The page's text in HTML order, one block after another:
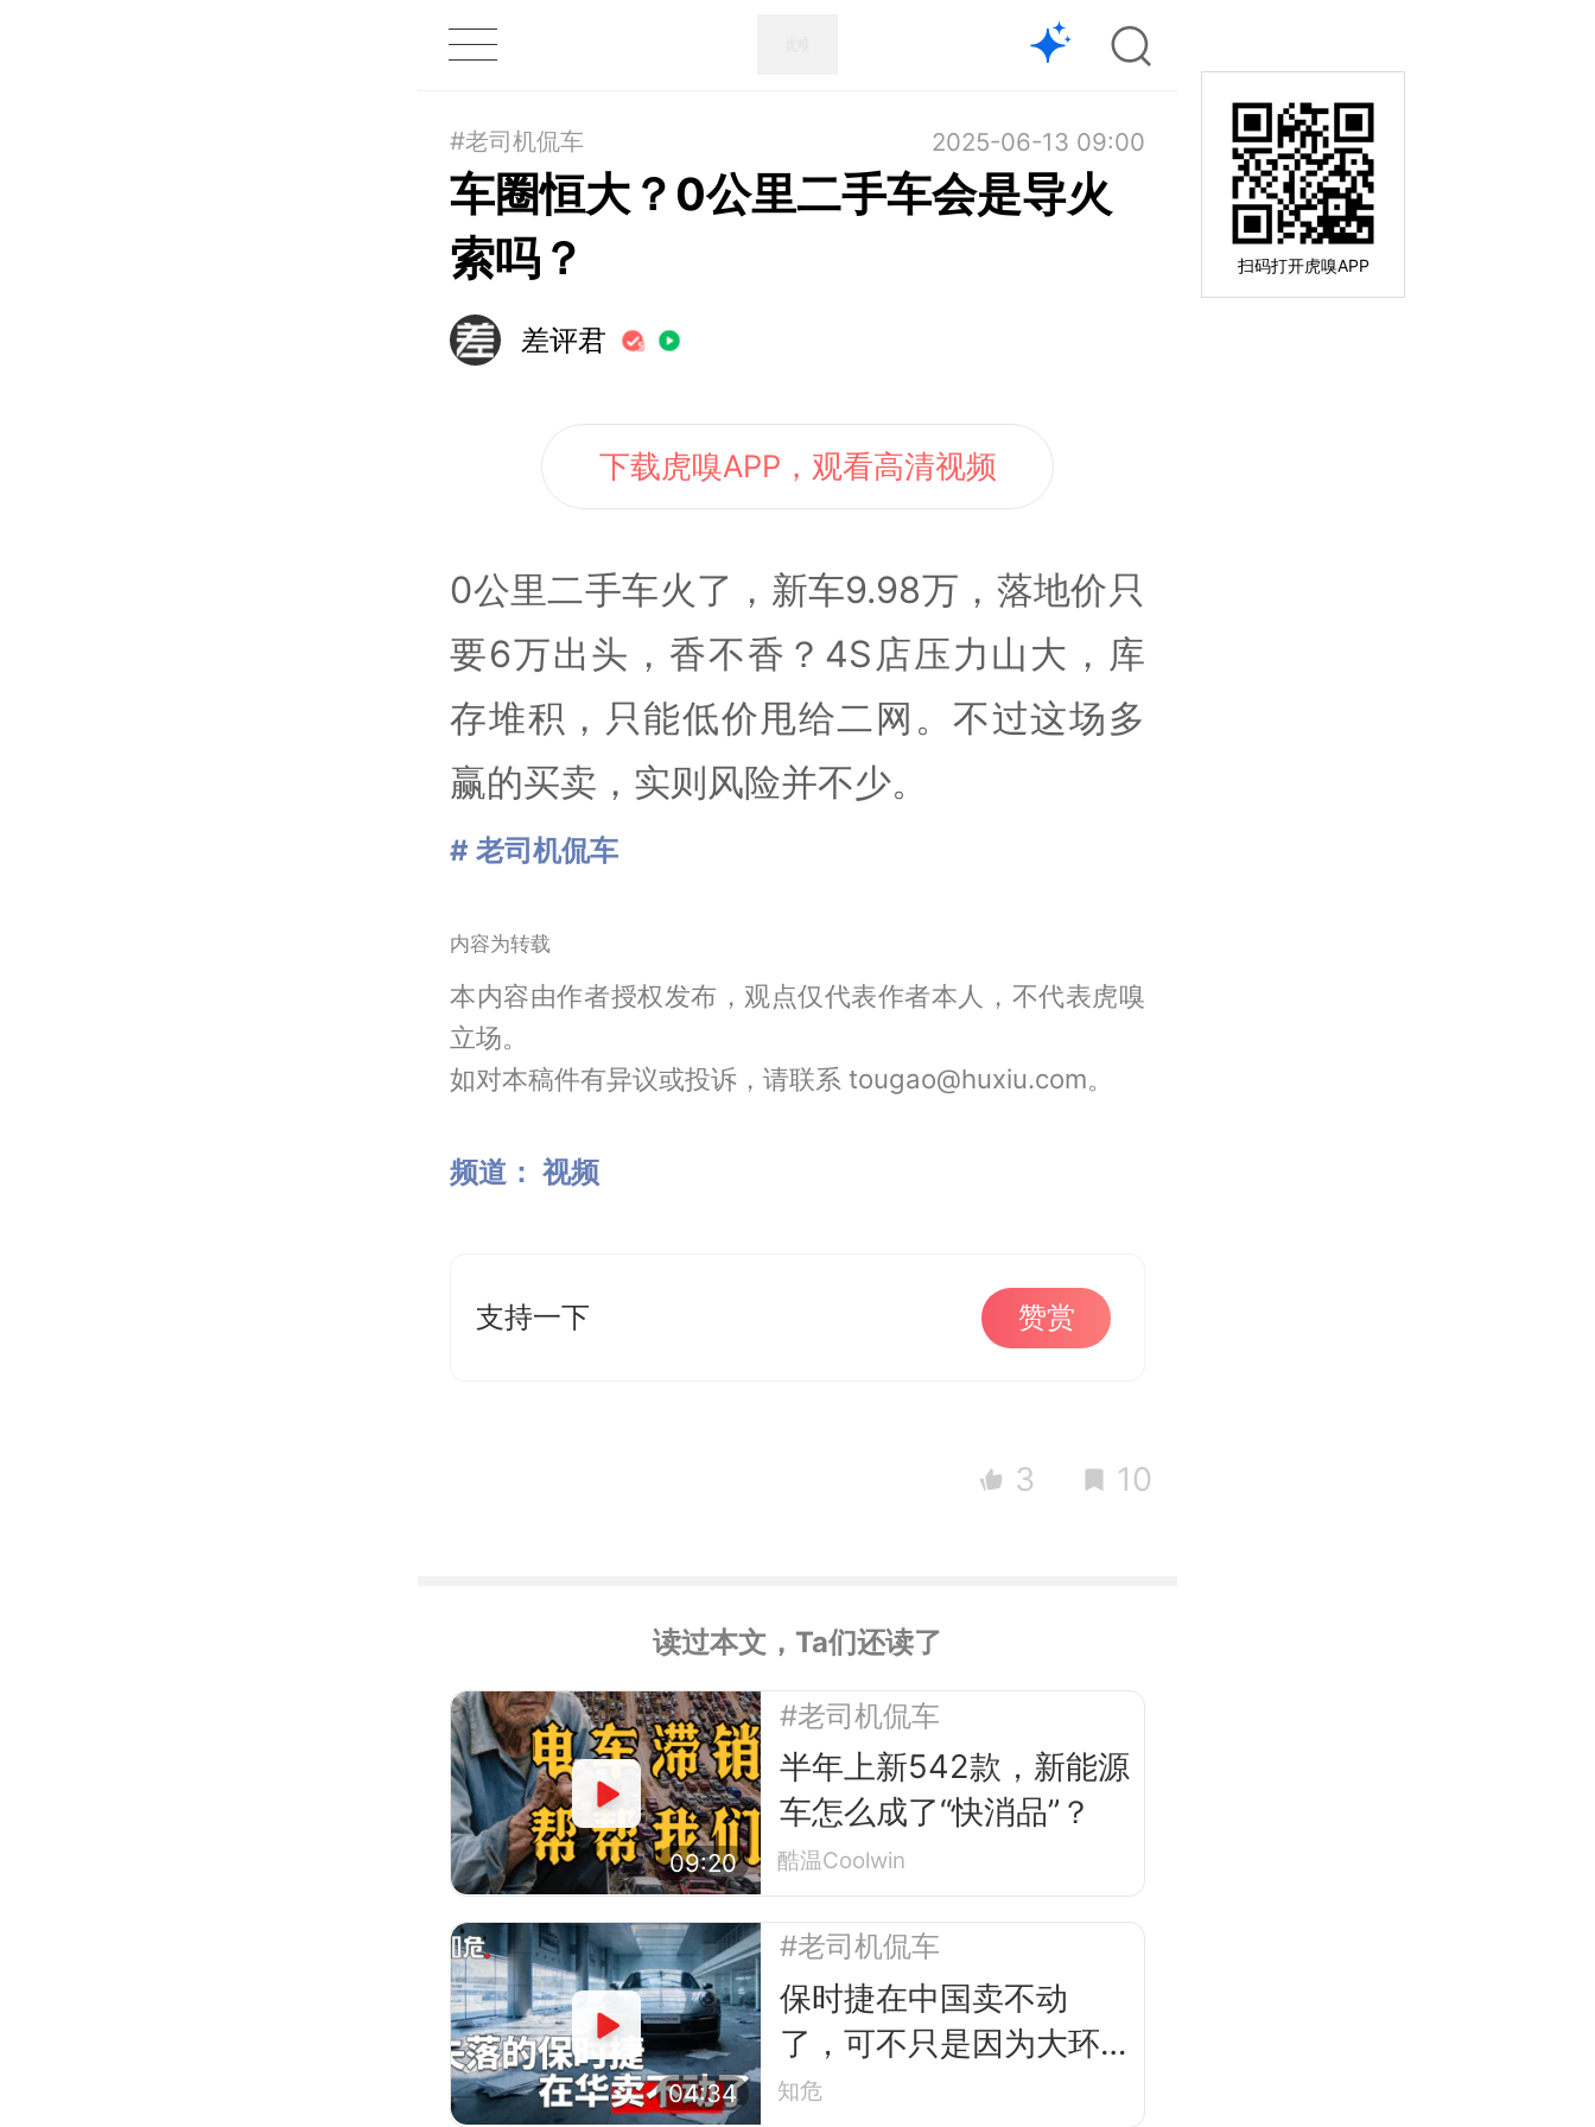
扫码打开虎嗅APP
#老司机侃车 2025-06-13 09:00
车圈恒大？0公里二手车会是导火
索吗？
差评君
下载虎嗅APP，观看高清视频
0公里二手车火了，新车9.98万，落地价只
要6万出头，香不香？4S店压力山大，库
存堆积，只能低价甩给二网。不过这场多
赢的买卖，实则风险并不少。
# 老司机侃车
内容为转载
本内容由作者授权发布，观点仅代表作者本人，不代表虎嗅
立场。
如对本稿件有异议或投诉，请联系 tougao@huxiu.com。
频道： 视频
支持一下 赞赏
3 10
读过本文，Ta们还读了
09:20
#老司机侃车
半年上新542款，新能源
车怎么成了“快消品”？
酷温Coolwin
04:34
#老司机侃车
保时捷在中国卖不动
了，可不只是因为大环
境不好
知危